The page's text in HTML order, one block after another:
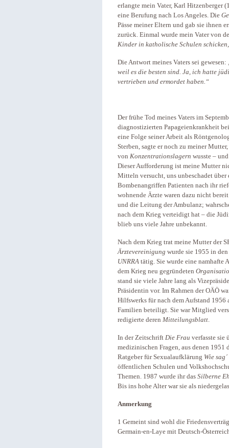
erlangte mein Vater, Karl Hitzenberger
eine Berufung nach Los Angeles. Die
Pässe meiner Eltern und gab sie ihnen
zurück. Einmal wurde mein Vater von
Kinder in katholische Schulen
Die Antwort meines Vaters sei gewesen:
weil es die besten sind. Ja, ich hatte
vertrieben und ermordet haben.“
Der frühe Tod meines Vaters im
diagnostizierten Papageienkrankheit
eine Folge seiner Arbeit als
Sterben, sagte er noch zu meiner
von Konzentrationslagern wusste –
Dieser Aufforderung ist meine Mutter
Mitteln versucht, uns unbeschadet
Bombenangriffen Patienten nach ihr
wohnende Ärzte waren dazu nicht
und die Leitung der Ambulanz;
nach dem Krieg verteidigt hat – die
blieb uns viele Jahre unbekannt.
Nach dem Krieg trat meine Mutter der
Ärztevereinigung wurde sie 1955 in
UNRRA tätig. Sie wurde eine namhafte
dem Krieg neu gegründeten
stand sie viele Jahre lang als
Präsidentin vor. Im Rahmen der OÄÖ
Hilfswerks für nach dem Aufstand
Familien beteiligt. Sie war Mitglied
redigierte deren Mitteilungsblatt.
In der Zeitschrift Die Frau verfasste sie
medizinischen Fragen, aus denen 1951
Ratgeber für Sexualaufklärung Wie
öffentlichen Schulen und
Themen. 1987 wurde ihr das Silberne
Bis ins hohe Alter war sie als
Anmerkung
1 Gemeint sind wohl die
Germain-en-Laye mit Deutsch-